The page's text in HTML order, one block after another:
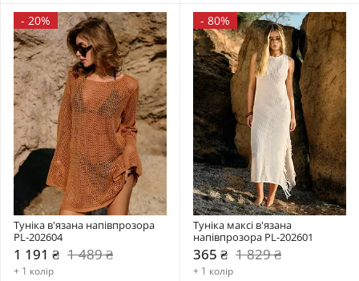
- 20%
Туніка в'язана напівпрозора
PL-202604
1 191 ₴ 1 489 ₴
+ 1 колір
- 80%
Туніка максі в'язана
напівпрозора PL-202601
365 ₴ 1 829 ₴
+ 1 колір